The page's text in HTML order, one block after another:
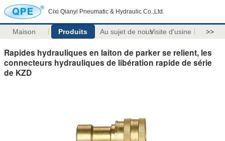
Cixi Qianyi Pneumatic & Hydraulic Co.,Ltd.
Maison Produits Au sujet de nousVisite d'usine >>
Rapides hydrauliques en laiton de parker se relient, les
connecteurs hydrauliques de libération rapide de série
de KZD